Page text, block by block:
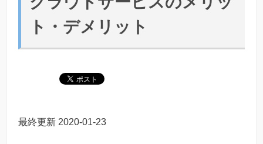
ト・デメリット
最終更新 2020-01-23